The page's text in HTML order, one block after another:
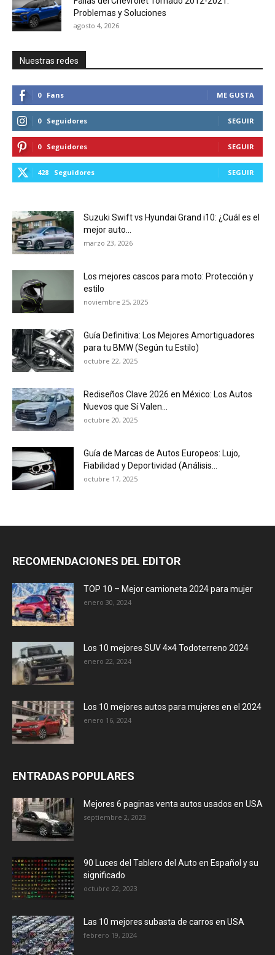
Problemas y Soluciones
agosto 4, 2026
Nuestras redes
0 Fans ME GUSTA
0 Seguidores SEGUIR
0 Seguidores SEGUIR
428 Seguidores SEGUIR
Suzuki Swift vs Hyundai Grand i10: ¿Cuál es el
mejor auto...
marzo 23, 2026
Los mejores cascos para moto: Protección y
estilo
noviembre 25, 2025
Guía Definitiva: Los Mejores Amortiguadores
para tu BMW (Según tu Estilo)
octubre 22, 2025
Rediseños Clave 2026 en México: Los Autos
Nuevos que Sí Valen...
octubre 20, 2025
Guía de Marcas de Autos Europeos: Lujo,
Fiabilidad y Deportividad (Análisis...
octubre 17, 2025
RECOMENDACIONES DEL EDITOR
TOP 10 – Mejor camioneta 2024 para mujer
enero 30, 2024
Los 10 mejores SUV 4×4 Todoterreno 2024
enero 22, 2024
Los 10 mejores autos para mujeres en el 2024
enero 16, 2024
ENTRADAS POPULARES
Mejores 6 paginas venta autos usados en USA
septiembre 2, 2023
90 Luces del Tablero del Auto en Español y su
significado
octubre 22, 2023
Las 10 mejores subasta de carros en USA
febrero 19, 2024